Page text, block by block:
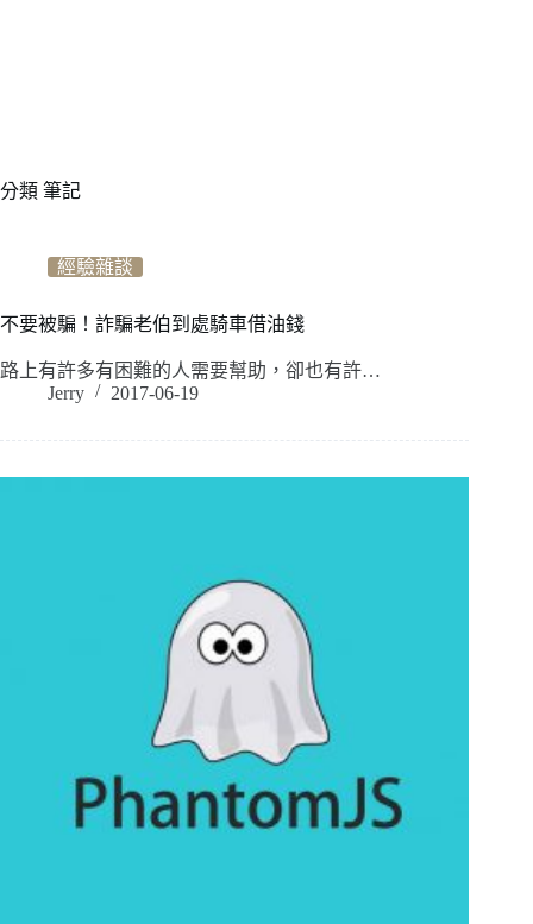
分類 筆記
經驗雜談
不要被騙！詐騙老伯到處騎車借油錢
路上有許多有困難的人需要幫助，卻也有許…
Jerry
2017-06-19